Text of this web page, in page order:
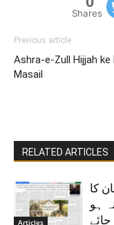
Shares
Previous article
Ashra-e-Zull Hijjah ke
Masail
RELATED ARTICLES
Articles
کا
ہو
جائے